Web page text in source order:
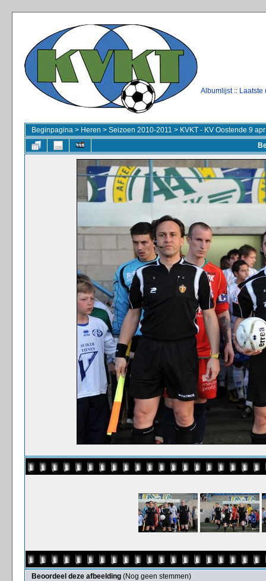
Albumlijst:: Laatste
Beginpagina > Heren > Seizoen 2010-2011 > KVKT - KV Oostende 9
Beoordeel deze afbeelding (Nog geen stemmen)